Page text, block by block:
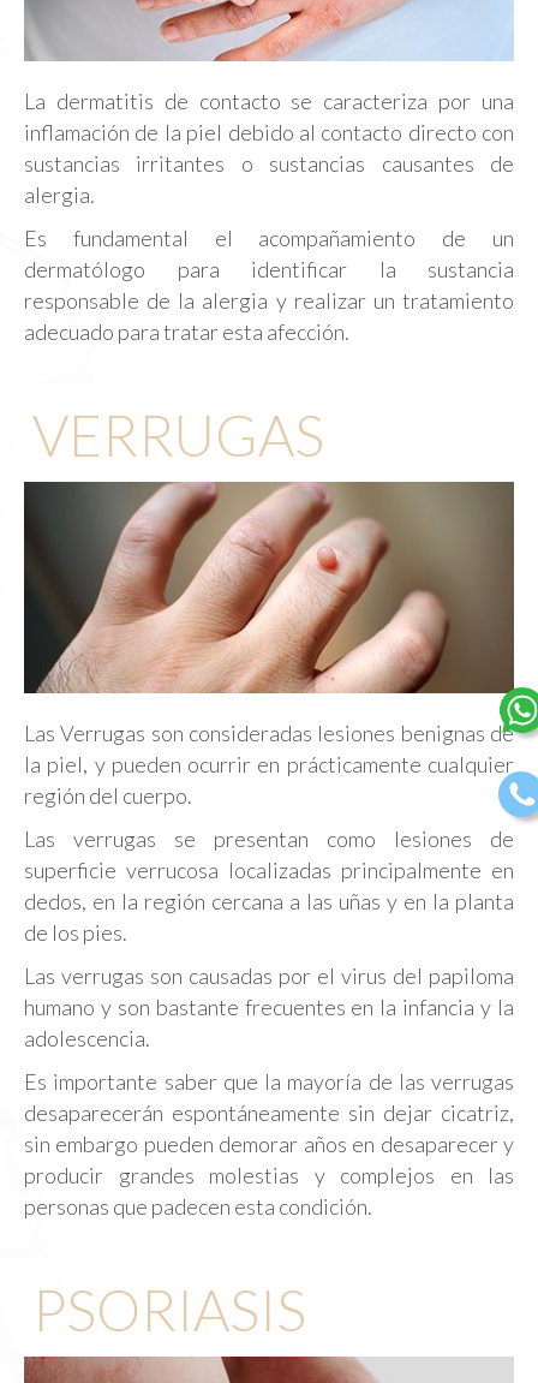
La dermatitis de contacto se caracteriza por una
inflamación de la piel debido al contacto directo con
sustancias irritantes o sustancias causantes de
alergia.
Es fundamental el acompañamiento de un
dermatólogo para identificar la sustancia
responsable de la alergia y realizar un tratamiento
adecuado para tratar esta afección.
VERRUGAS
Las Verrugas son consideradas lesiones benignas de
la piel, y pueden ocurrir en prácticamente cualquier
región del cuerpo.
Las verrugas se presentan como lesiones de
superficie verrucosa localizadas principalmente en
dedos, en la región cercana a las uñas y en la planta
de los pies.
Las verrugas son causadas por el virus del papiloma
humano y son bastante frecuentes en la infancia y la
adolescencia.
Es importante saber que la mayoría de las verrugas
desaparecerán espontáneamente sin dejar cicatriz,
sin embargo pueden demorar años en desaparecer y
producir grandes molestias y complejos en las
personas que padecen esta condición.
PSORIASIS